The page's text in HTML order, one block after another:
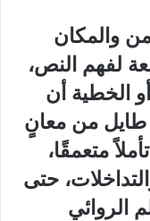
والمكان
لفهم النص،
الخطية أن
طايل من معانٍ
متعمقًا،
حتى
الروائي